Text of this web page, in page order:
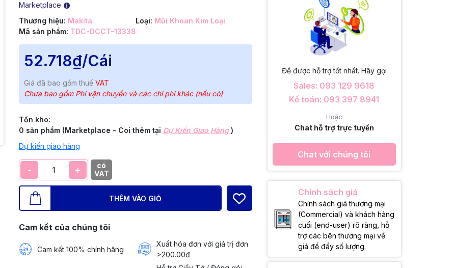
Marketplace
Thương hiệu: Makita Loại: Mũi Khoan Kim Loại
Mã sản phẩm: TDC-DCCT-13338
52.718₫/Cái
Giá đã bao gồm thuế VAT
Chưa bao gồm Phí vận chuyển và các chi phí khác (nếu có)
Tồn kho:
0 sản phẩm (Marketplace - Coi thêm tại Dự Kiến Giao Hàng)
Dự kiến giao hàng
- +
có
VAT
THÊM VÀO GIỎ
Cam kết của chúng tôi
Cam kết 100% chính hãng
Xuất hóa đơn với giá trị đơn
>200.00đ
Để được hỗ trợ tốt nhất. Hãy gọi
Sales: 093 129 9618
Kế toán: 093 397 8941
Hoặc
Chat hỗ trợ trực tuyến
Chat với chúng tôi
Chính sách giá
Chính sách giá thương mại
(Commercial) và khách hàng
cuối (end-user) rõ ràng, hỗ
trợ các bên thương mại về
giá để đẩy số lượng.